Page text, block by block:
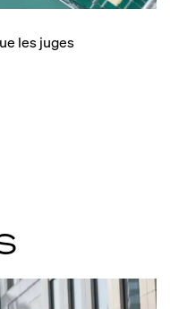
les juges